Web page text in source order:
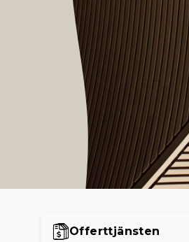
Offerttjänsten